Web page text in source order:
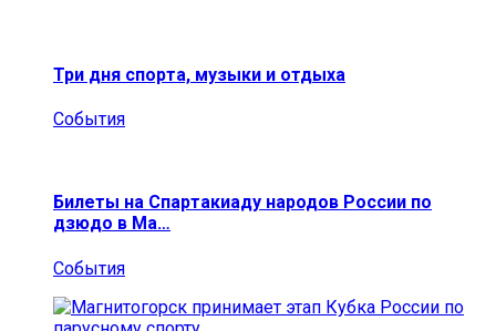
Три дня спорта, музыки и отдыха
События
Билеты на Спартакиаду народов России по
дзюдо в Ма…
События